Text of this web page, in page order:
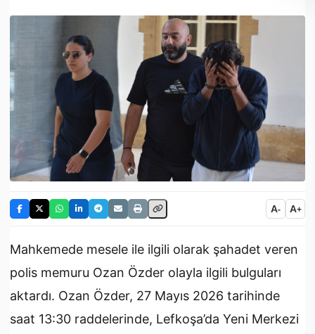
A- A+
Mahkemede mesele ile ilgili olarak şahadet veren
polis memuru Ozan Özder olayla ilgili bulguları
aktardı. Ozan Özder, 27 Mayıs 2026 tarihinde
saat 13:30 raddelerinde, Lefkoşa’da Yeni Merkezi